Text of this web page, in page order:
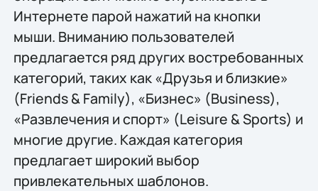
Интернете парой нажатий на кнопки
мыши. Вниманию пользователей
предлагается ряд других востребованных
категорий, таких как «Друзья и близкие»
(Friends & Family), «Бизнес» (Business),
«Развлечения и спорт» (Leisure & Sports) и
многие другие. Каждая категория
предлагает широкий выбор
привлекательных шаблонов.